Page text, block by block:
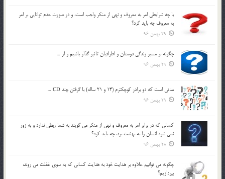
با چه شرايطي امر به معروف و نهي از منکر واجب است، و در صورت عدم توانايي بر امر
به معروف چه بايد کرد؟
29 بهمن 96
چگونه بر مسير زندگي دوستان و اطرافيان تاثير گذار باشيم و از …
29 بهمن 96
مدتي است كه دو برادر كوچكترم (14 و 21 ساله) با گرفتن چند CD …
29 بهمن 96
كساني كه در برابر امر به معروف و نهي از منكر مي گويند به شما ربطي ندارد و به زور
نمي شود انسان را به بهشت برد، چه بايد كرد؟
28 بهمن 96
چگونه مي توانيم علاوه بر هدايت خود به هدايت كساني كه به سوي غفلت مي روند،
بپردازيم؟